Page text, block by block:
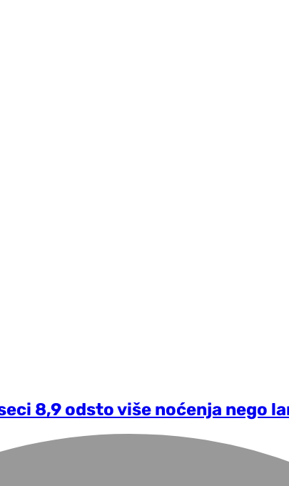
8,9 odsto više noćenja nego